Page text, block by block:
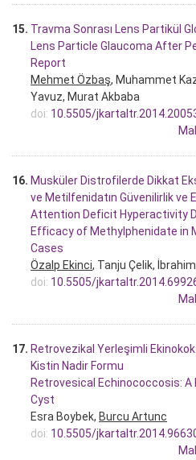
15. Travma Sonrası Lens Partikül
Lens Particle Glaucoma After
Report
Mehmet Özbaş, Muhammet
Yavuz, Murat Akbaba
doi: 10.5505/
16. Musküler Distrofilerde Dikkat
ve Metilfenidatın Güvenilirlik ve
Attention Deficit Hyperactivity
Efficacy of Methylphenidate in
Cases
Özalp Ekinci, Tanju Çelik,
doi: 10.5505/
17. Retrovezikal Yerleşimli
Kistin Nadir Formu
Retrovesical Echinococcosis: A
Cyst
Esra Boybek, Burcu Artunc
doi: 10.5505/